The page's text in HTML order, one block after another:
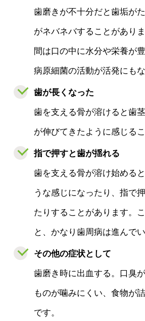
歯磨きが不十分だと歯垢が
がネバネバすることがあり
間は口の中に水分や栄養が
病原細菌の活動が活発にもな
歯が長くなった
歯を支える骨が溶けると歯
が伸びてきたように感じる
指で押すと歯が揺れる
歯を支える骨が溶け始める
うな感じになったり、指で
たりすることがあります。
と、かなり歯周病は進んでい
その他の症状として
歯磨き時に出血する。口臭
ものが噛みにくい、食物が
です。